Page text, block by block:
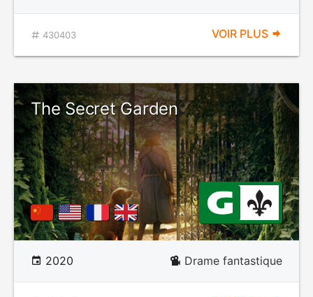
430403 VOIR PLUS
The Secret Garden
2020 Drame fantastique